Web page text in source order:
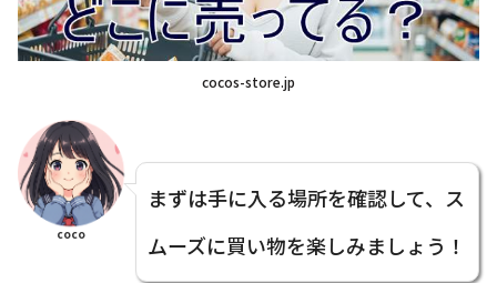
cocos-store.jp
coco
まずは手に入る場所を確認して、ス
ムーズに買い物を楽しみましょう！